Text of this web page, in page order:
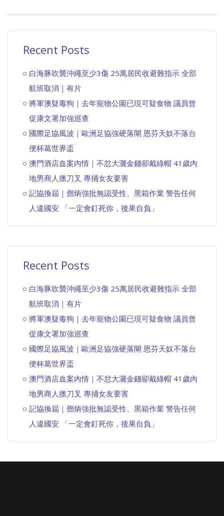
Recent Posts
白海豚吹襲沖繩至少3傷 25萬居民收避難指示 全部
航班取消｜有片
將軍澳疑毒狗｜去年寵物公園已現可疑食物 議員曾
促康文署加強巡查
國際足協風波｜歐洲足協強硬落閘 恩芬天奴不落台
便杯葛世界盃
澳門酒店血案內情｜不忿大灑金錢卻戴綠帽 41歲內
地男商人擸刀叉 專捅女友要害
記協換屆｜鄧炳強批無認受性、黑箱作業 警告任何
人違國安 「一定會釘死你，後果自負」
Recent Posts
白海豚吹襲沖繩至少3傷 25萬居民收避難指示 全部
航班取消｜有片
將軍澳疑毒狗｜去年寵物公園已現可疑食物 議員曾
促康文署加強巡查
國際足協風波｜歐洲足協強硬落閘 恩芬天奴不落台
便杯葛世界盃
澳門酒店血案內情｜不忿大灑金錢卻戴綠帽 41歲內
地男商人擸刀叉 專捅女友要害
記協換屆｜鄧炳強批無認受性、黑箱作業 警告任何
人違國安 「一定會釘死你，後果自負」